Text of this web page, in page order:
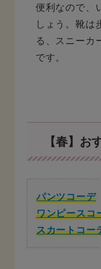
便利なので、
しょう。靴は
る、スニーカ
です。
【春】
パンツコーデ
ワンピースコ
スカートコー